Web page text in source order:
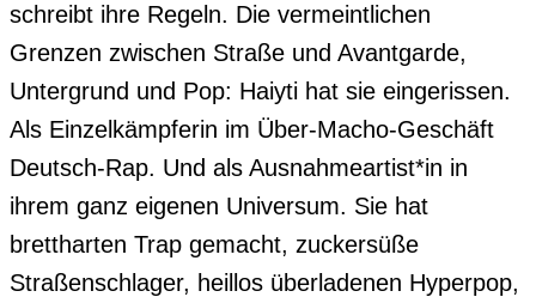
schreibt ihre Regeln. Die vermeintlichen
Grenzen zwischen Straße und Avantgarde,
Untergrund und Pop: Haiyti hat sie eingerissen.
Als Einzelkämpferin im Über-Macho-Geschäft
Deutsch-Rap. Und als Ausnahmeartist*in in
ihrem ganz eigenen Universum. Sie hat
brettharten Trap gemacht, zuckersüße
Straßenschlager, heillos überladenen Hyperpop,